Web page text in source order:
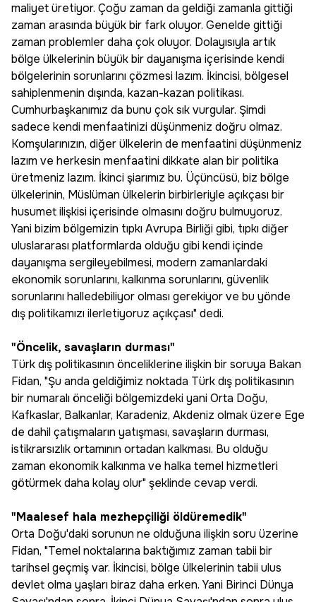
maliyet üretiyor. Çoğu zaman da geldiği zamanla gittiği
zaman arasında büyük bir fark oluyor. Genelde gittiği
zaman problemler daha çok oluyor. Dolayısıyla artık
bölge ülkelerinin büyük bir dayanışma içerisinde kendi
bölgelerinin sorunlarını çözmesi lazım. İkincisi, bölgesel
sahiplenmenin dışında, kazan-kazan politikası.
Cumhurbaşkanımız da bunu çok sık vurgular. Şimdi
sadece kendi menfaatinizi düşünmeniz doğru olmaz.
Komşularınızın, diğer ülkelerin de menfaatini düşünmeniz
lazım ve herkesin menfaatini dikkate alan bir politika
üretmeniz lazım. İkinci şiarımız bu. Üçüncüsü, biz bölge
ülkelerinin, Müslüman ülkelerin birbirleriyle açıkçası bir
husumet ilişkisi içerisinde olmasını doğru bulmuyoruz.
Yani bizim bölgemizin tıpkı Avrupa Birliği gibi, tıpkı diğer
uluslararası platformlarda olduğu gibi kendi içinde
dayanışma sergileyebilmesi, modern zamanlardaki
ekonomik sorunlarını, kalkınma sorunlarını, güvenlik
sorunlarını halledebiliyor olması gerekiyor ve bu yönde
dış politikamızı ilerletiyoruz açıkçası" dedi.
"Öncelik, savaşların durması"
Türk dış politikasının önceliklerine ilişkin bir soruya Bakan
Fidan, "Şu anda geldiğimiz noktada Türk dış politikasının
bir numaralı önceliği bölgemizdeki yani Orta Doğu,
Kafkaslar, Balkanlar, Karadeniz, Akdeniz olmak üzere Ege
de dahil çatışmaların yatışması, savaşların durması,
istikrarsızlık ortamının ortadan kalkması. Bu olduğu
zaman ekonomik kalkınma ve halka temel hizmetleri
götürmek daha kolay olur" şeklinde cevap verdi.
"Maalesef hala mezhepçiliği öldüremedik"
Orta Doğu'daki sorunun ne olduğuna ilişkin soru üzerine
Fidan, "Temel noktalarına baktığımız zaman tabii bir
tarihsel geçmiş var. İkincisi, bölge ülkelerinin tabii ulus
devlet olma yaşları biraz daha erken. Yani Birinci Dünya